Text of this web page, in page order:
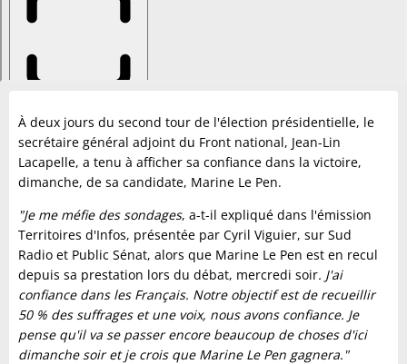
À deux jours du second tour de l'élection présidentielle, le
secrétaire général adjoint du Front national, Jean-Lin
Lacapelle, a tenu à afficher sa confiance dans la victoire,
dimanche, de sa candidate, Marine Le Pen.
"Je me méfie des sondages, a-t-il expliqué dans l'émission
Territoires d'Infos, présentée par Cyril Viguier, sur Sud
Radio et Public Sénat, alors que Marine Le Pen est en recul
depuis sa prestation lors du débat, mercredi soir. J'ai
confiance dans les Français. Notre objectif est de recueillir
50 % des suffrages et une voix, nous avons confiance. Je
pense qu'il va se passer encore beaucoup de choses d'ici
dimanche soir et je crois que Marine Le Pen gagnera."